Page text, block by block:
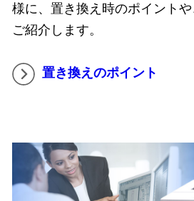
様に、置き換え時のポイント
ご紹介します。
置き換えのポイント